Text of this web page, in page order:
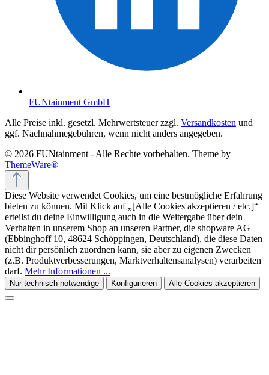
FUNtainment GmbH
Alle Preise inkl. gesetzl. Mehrwertsteuer zzgl. Versandkosten und
ggf. Nachnahmegebühren, wenn nicht anders angegeben.
© 2026 FUNtainment - Alle Rechte vorbehalten. Theme by
ThemeWare®
Diese Website verwendet Cookies, um eine bestmögliche Erfahrung
bieten zu können. Mit Klick auf „[Alle Cookies akzeptieren / etc.]“
erteilst du deine Einwilligung auch in die Weitergabe über dein
Verhalten in unserem Shop an unseren Partner, die shopware AG
(Ebbinghoff 10, 48624 Schöppingen, Deutschland), die diese Daten
nicht dir persönlich zuordnen kann, sie aber zu eigenen Zwecken
(z.B. Produktverbesserungen, Marktverhaltensanalysen) verarbeiten
darf. Mehr Informationen ...
Nur technisch notwendige Konfigurieren Alle Cookies akzeptieren